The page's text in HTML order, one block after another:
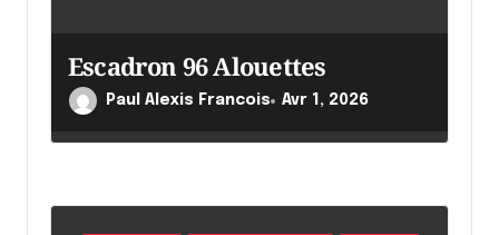
Escadron 96 Alouettes
Paul Alexis Francois Avr 1, 2026